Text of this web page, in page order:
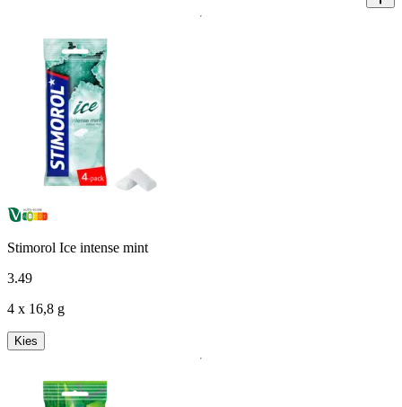
Stimorol Ice intense mint
3.49
4 x 16,8 g
Kies